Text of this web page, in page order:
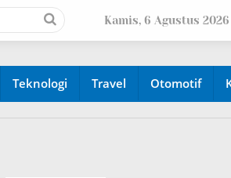
Kamis, 6 Agustus 2026
Teknologi Travel Otomotif